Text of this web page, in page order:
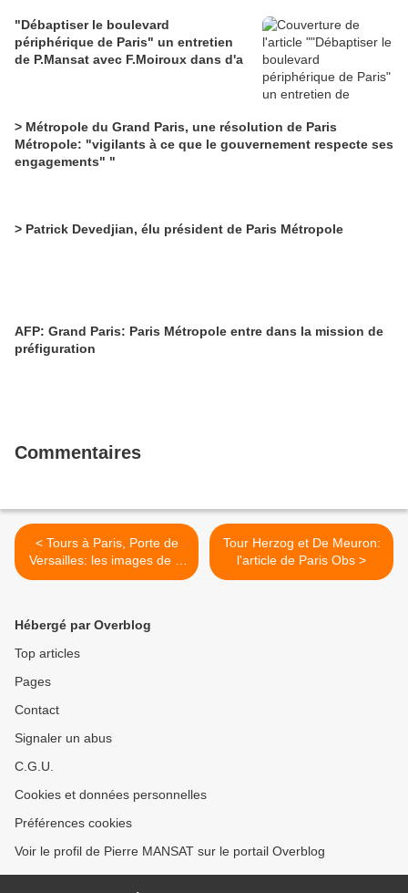
"Débaptiser le boulevard
périphérique de Paris" un entretien
de P.Mansat avec F.Moiroux dans d'a
> Métropole du Grand Paris, une résolution de Paris
Métropole: "vigilants à ce que le gouvernement respecte ses
engagements" "
> Patrick Devedjian, élu président de Paris Métropole
AFP: Grand Paris: Paris Métropole entre dans la mission de
préfiguration
Commentaires
< Tours à Paris, Porte de
Versailles: les images de la
tour Herzog & De Meuron
Tour Herzog et De Meuron:
l'article de Paris Obs >
Hébergé par Overblog
Top articles
Pages
Contact
Signaler un abus
C.G.U.
Cookies et données personnelles
Préférences cookies
Voir le profil de Pierre MANSAT sur le portail Overblog